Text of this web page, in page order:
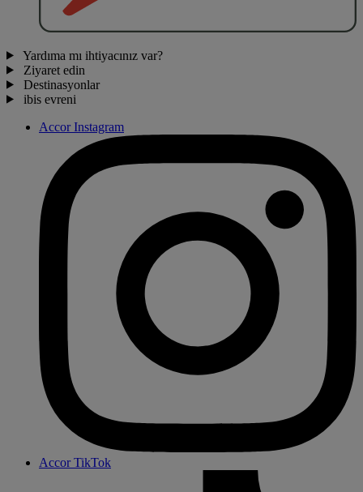
Yardıma mı ihtiyacınız var?
Ziyaret edin
Destinasyonlar
ibis evreni
Accor Instagram
Accor TikTok